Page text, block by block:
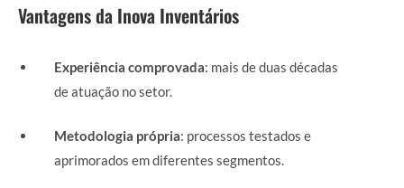
Vantagens da Inova Inventários
Experiência comprovada: mais de duas décadas
de atuação no setor.
Metodologia própria: processos testados e
aprimorados em diferentes segmentos.